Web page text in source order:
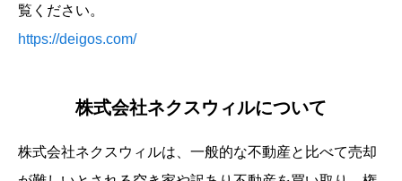
覧ください。
https://deigos.com/
株式会社ネクスウィルについて
株式会社ネクスウィルは、一般的な不動産と比べて売却